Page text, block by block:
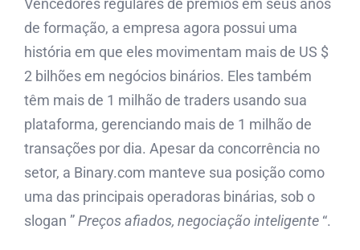
de formação, a empresa agora possui uma
história em que eles movimentam mais de US $
2 bilhões em negócios binários. Eles também
têm mais de 1 milhão de traders usando sua
plataforma, gerenciando mais de 1 milhão de
transações por dia. Apesar da concorrência no
setor, a Binary.com manteve sua posição como
uma das principais operadoras binárias, sob o
slogan ”Preços afiados, negociação inteligente “.